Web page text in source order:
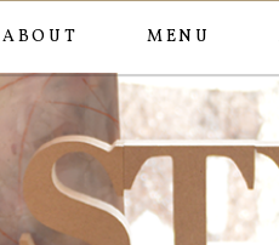
ABOUT MENU